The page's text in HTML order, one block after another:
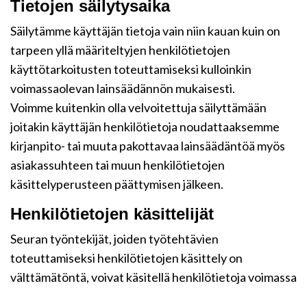
Tietojen säilytysaika
Säilytämme käyttäjän tietoja vain niin kauan kuin on
tarpeen yllä määriteltyjen henkilötietojen
käyttötarkoitusten toteuttamiseksi kulloinkin
voimassaolevan lainsäädännön mukaisesti.
Voimme kuitenkin olla velvoitettuja säilyttämään
joitakin käyttäjän henkilötietoja noudattaaksemme
kirjanpito- tai muuta pakottavaa lainsäädäntöä myös
asiakassuhteen tai muun henkilötietojen
käsittelyperusteen päättymisen jälkeen.
Henkilötietojen käsittelijät
Seuran työntekijät, joiden työtehtävien
toteuttamiseksi henkilötietojen käsittely on
välttämätöntä, voivat käsitellä henkilötietoja voimassa